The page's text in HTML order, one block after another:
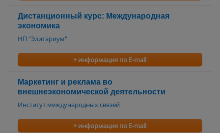
Дистанционный курс: Международная
экономика
НП "Элитариум"
+ информация по E-mail
Маркетинг и реклама во
внешнеэкономической деятельности
Институт международных связей
+ информация по E-mail